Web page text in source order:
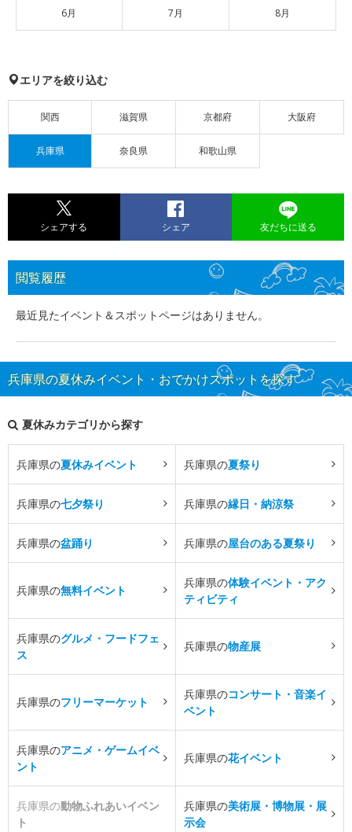
6月 7月 8月
エリアを絞り込む
関西 滋賀県 京都府 大阪府
兵庫県 奈良県 和歌山県
シェアする シェア 友だちに送る
閲覧履歴
最近見たイベント＆スポットページはありません。
兵庫県の夏休みイベント・おでかけスポットを探す
夏休みカテゴリから探す
兵庫県の夏休みイベント 兵庫県の夏祭り
兵庫県の七夕祭り 兵庫県の縁日・納涼祭
兵庫県の盆踊り 兵庫県の屋台のある夏祭り
兵庫県の無料イベント
兵庫県の体験イベント・アク
ティビティ
兵庫県のグルメ・フードフェ
ス
兵庫県の物産展
兵庫県のフリーマーケット
兵庫県のコンサート・音楽イ
ベント
兵庫県のアニメ・ゲームイベ
ント
兵庫県の花イベント
兵庫県の動物ふれあいイベン
ト
兵庫県の美術展・博物展・展
示会